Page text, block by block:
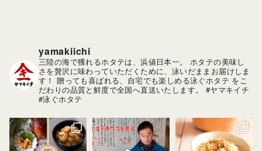
yamakiichi
三陸の海で獲れるホタテは、浜値日本一。
ホタテの美味し
さを贅沢に味わっていただくために、泳いだままお届けしま
す！ 贈っても喜ばれる、自宅でも楽しめる泳ぐホタテ をこ
だわりの品質と鮮度で全国へ直送いたします。
#ヤマキイチ
#泳ぐホタテ